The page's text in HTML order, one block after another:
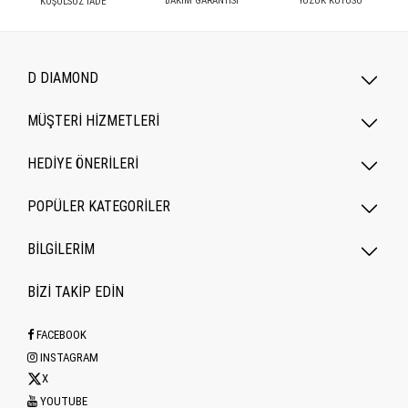
D DIAMOND
MÜŞTERİ HİZMETLERİ
HEDİYE ÖNERİLERİ
POPÜLER KATEGORILER
BİLGİLERİM
BİZİ TAKİP EDİN
FACEBOOK
INSTAGRAM
X
YOUTUBE